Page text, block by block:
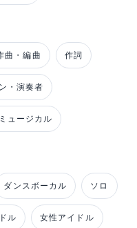
曲・編曲 作詞
・演奏者
ュージカル
ダンスボーカル ソロ
ル 女性アイドル